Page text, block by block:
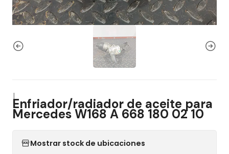
|
Enfriador/radiador de aceite para
Mercedes W168 A 668 180 02 10
Mostrar stock de ubicaciones